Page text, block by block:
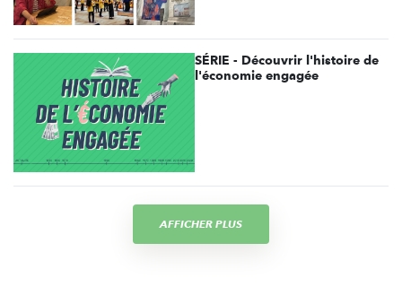
SÉRIE - Découvrir l'histoire de
l'économie engagée
AFFICHER PLUS